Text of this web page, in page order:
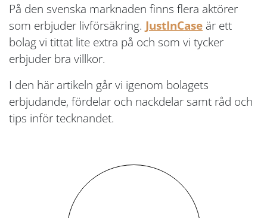
På den svenska marknaden finns flera aktörer
som erbjuder livförsäkring. JustInCase är ett
bolag vi tittat lite extra på och som vi tycker
erbjuder bra villkor.
I den här artikeln går vi igenom bolagets
erbjudande, fördelar och nackdelar samt råd och
tips inför tecknandet.